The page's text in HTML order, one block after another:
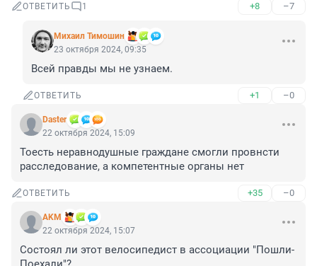
ОТВЕТИТЬ 1 +8 –7
Михаил Тимошин
23 октября 2024, 09:35
Всей правды мы не узнаем.
ОТВЕТИТЬ +1 –0
Daster
22 октября 2024, 15:09
Тоесть неравнодушные граждане смогли провнсти
расследование, а компетентные органы нет
ОТВЕТИТЬ +35 –0
AKM
22 октября 2024, 15:07
Состоял ли этот велосипедист в ассоциации "Пошли-